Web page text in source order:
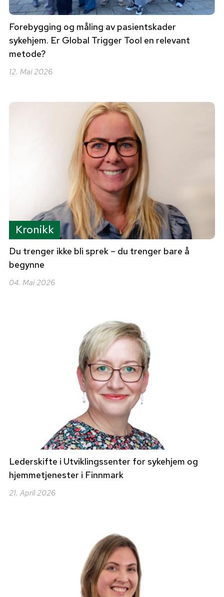
Forebygging og måling av pasientskader
sykehjem. Er Global Trigger Tool en relevant
metode?
12. Mai 2026
Kronikk
Du trenger ikke bli sprek – du trenger bare å
begynne
04. Mai 2026
Lederskifte i Utviklingssenter for sykehjem og
hjemmetjenester i Finnmark
21. April 2026